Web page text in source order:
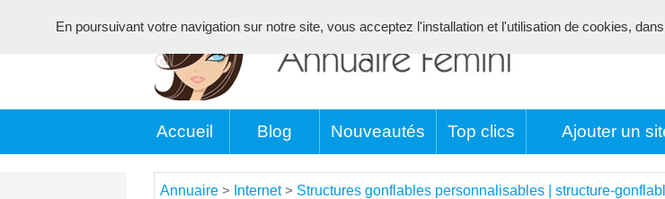
Accueil Blog Nouveautés Top clics Ajouter un
Annuaire > Internet> Structures gonflables personnalisables | structure-
En poursuivant votre navigation sur notre site, vous acceptez l'installation et l'utilisation de cookies,